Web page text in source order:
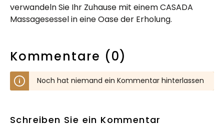
verwandeln Sie Ihr Zuhause mit einem CASADA
Massagesessel in eine Oase der Erholung.
Kommentare (0)
Noch hat niemand ein Kommentar hinterlassen
Schreiben Sie ein Kommentar